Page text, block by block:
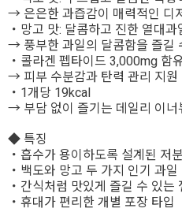
→ 은은한 과즙감이 매력적인 디
・망고 맛: 달콤하고 진한 열대과
→ 풍부한 과일의 달콤함을 즐길
・콜라겐 펩타이드 3,000mg 함
→ 피부 수분감과 탄력 관리 지원
・1개당 19kcal
→ 부담 없이 즐기는 데일리 이너
◆ 특징
・흡수가 용이하도록 설계된 저
・백도와 망고 두 가지 인기 과일
・간식처럼 맛있게 즐길 수 있는
・휴대가 편리한 개별 포장 타입